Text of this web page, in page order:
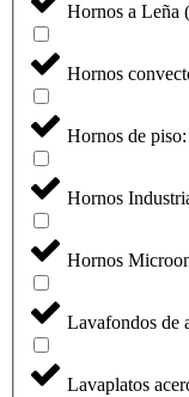
Hornos a Leña (
Hornos
Hornos de
Hornos
Hornos
Lavafondos de
Lavaplatos